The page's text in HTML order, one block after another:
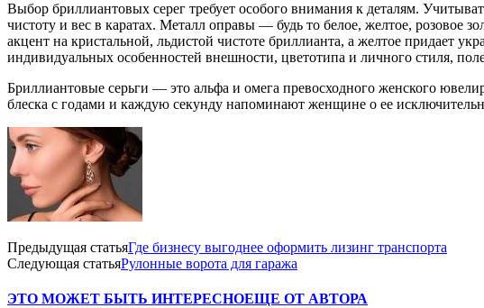
Выбор бриллиантовых серег требует особого внимания к деталям.
чистоту и вес в каратах. Металл оправы — будь то белое, желтое, розовое
акцент на кристальной, льдистой чистоте бриллианта, а желтое придает
индивидуальных особенностей внешности, цветотипа и личного стиля,
Бриллиантовые серьги — это альфа и омега превосходного женского
блеска с годами и каждую секунду напоминают женщине о ее
Предыдущая статьяГде бизнесу выгоднее оформить лизинг транспорта
Следующая статьяРулонные ворота для гаража
ЭТО МОЖЕТ БЫТЬ ИНТЕРЕСНОЕЩЕ ОТ АВТОРА